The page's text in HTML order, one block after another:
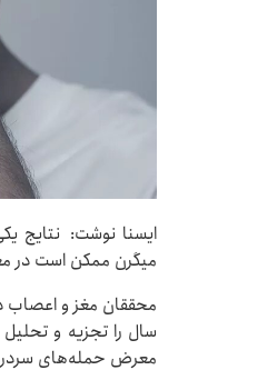
ایسنا نوشت: نتایج
میگرن ممکن است در
معرض حمله‌های